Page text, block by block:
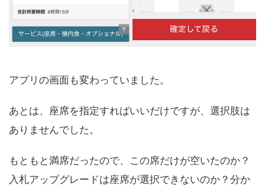
アプリの画面も変わっていました。
あとは、座席を指定すればいいだけですが、選択肢は
ありませんでした。
もともと満席だったので、この席だけが空いたのか？
入札アップグレードは座席が選択できないのか？分か